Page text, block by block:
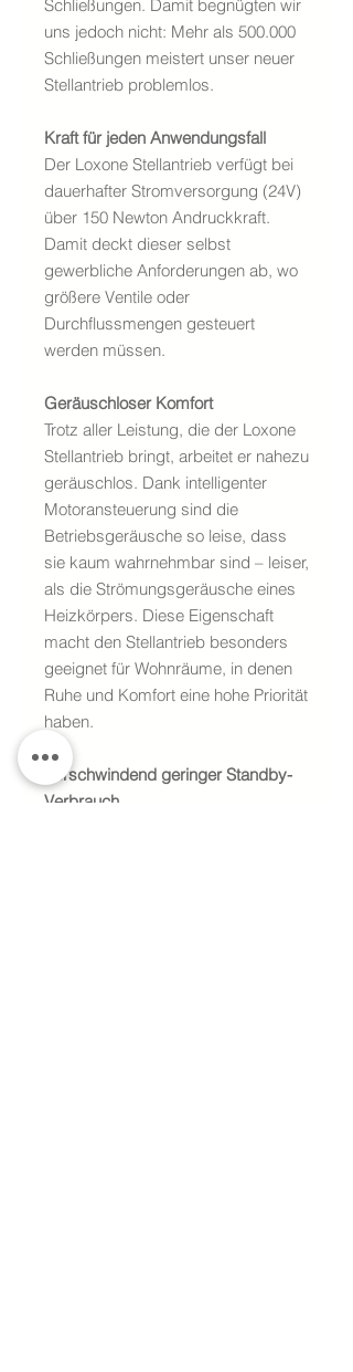
Schließungen. Damit begnügten wir
uns jedoch nicht: Mehr als 500.000
Schließungen meistert unser neuer
Stellantrieb problemlos.
Kraft für jeden Anwendungsfall
Der Loxone Stellantrieb verfügt bei
dauerhafter Stromversorgung (24V)
über 150 Newton Andruckkraft.
Damit deckt dieser selbst
gewerbliche Anforderungen ab, wo
größere Ventile oder
Durchflussmengen gesteuert
werden müssen.
Geräuschloser Komfort
Trotz aller Leistung, die der Loxone
Stellantrieb bringt, arbeitet er nahezu
geräuschlos. Dank intelligenter
Motoransteuerung sind die
Betriebsgeräusche so leise, dass
sie kaum wahrnehmbar sind – leiser,
als die Strömungsgeräusche eines
Heizkörpers. Diese Eigenschaft
macht den Stellantrieb besonders
geeignet für Wohnräume, in denen
Ruhe und Komfort eine hohe Priorität
haben.
Verschwindend geringer Standby-
Verbrauch